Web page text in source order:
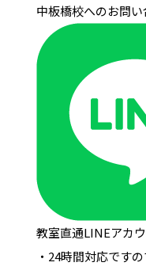
中板橋校へのお問
教室直通LINEアカウ
・24時間対応です